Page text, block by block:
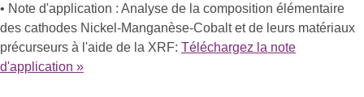
• Note d'application : Analyse de la composition élémentaire
des cathodes Nickel-Manganèse-Cobalt et de leurs matériaux
précurseurs à l'aide de la XRF: Téléchargez la note
d'application »